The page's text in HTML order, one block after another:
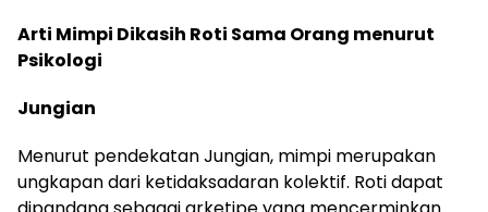
Arti Mimpi Dikasih Roti Sama Orang menurut
Psikologi
Jungian
Menurut pendekatan Jungian, mimpi merupakan
ungkapan dari ketidaksadaran kolektif. Roti dapat